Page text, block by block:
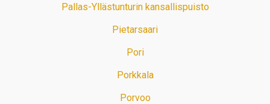
Pallas-Yllästunturin kansallispuisto
Pietarsaari
Pori
Porkkala
Porvoo